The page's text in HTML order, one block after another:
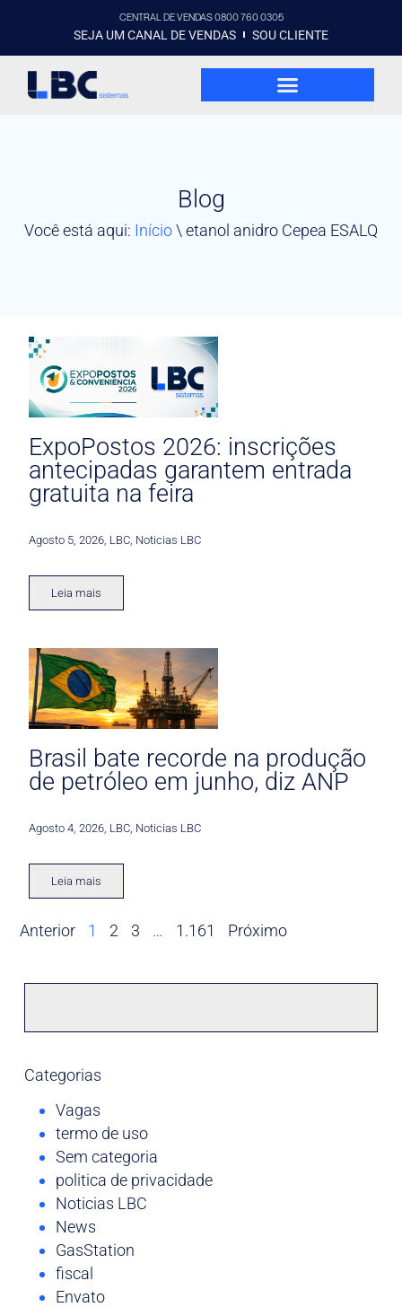
CENTRAL DE VENDAS 0800 760 0305
SEJA UM CANAL DE VENDAS SOU CLIENTE
Blog
Você está aqui: Início\ etanol anidro Cepea ESALQ
ExpoPostos 2026: inscrições
antecipadas garantem entrada
gratuita na feira
Agosto 5, 2026 LBC Noticias LBC
Leia mais
Brasil bate recorde na produção
de petróleo em junho, diz ANP
Agosto 4, 2026 LBC Noticias LBC
Leia mais
Anterior 1 2 3 … 1.161 Próximo
Categorias
Vagas
termo de uso
Sem categoria
politica de privacidade
Noticias LBC
News
GasStation
fiscal
Envato